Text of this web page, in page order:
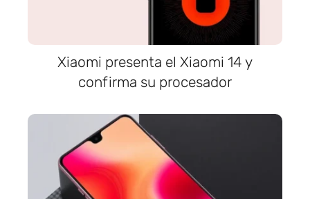
Xiaomi presenta el Xiaomi 14 y
confirma su procesador